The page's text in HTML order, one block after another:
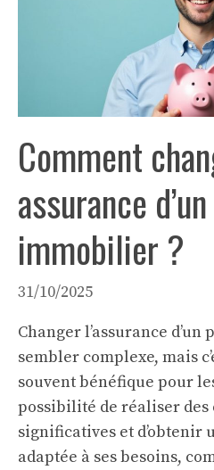
Comment
assurance
immobilier ?
31/10/2025
Changer l’assurance
sembler complexe, mais
souvent bénéfique pour
possibilité de réaliser des
significatives et d’obtenir
adaptée à ses besoins,